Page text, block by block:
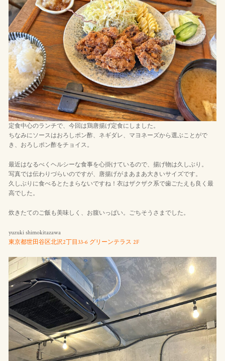
定食中心のランチで、今回は鶏唐揚げ定食にしました。
ちなみにソースはおろしポン酢、ネギダレ、マヨネーズから選ぶことがで
き、おろしポン酢をチョイス。
最近はなるべくヘルシーな食事を心掛けているので、揚げ物は久しぶり。
写真では伝わりづらいのですが、唐揚げがまあまあ大きいサイズです。
久しぶりに食べるとたまらないですね！衣はザクザク系で歯ごたえも良く最
高でした。
炊きたてのご飯も美味しく、お腹いっぱい。ごちそうさまでした。
yuzuki shimokitazawa
東京都世田谷区北沢2丁目33-6 グリーンテラス 2F